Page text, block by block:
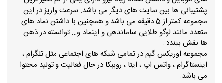
پشتیبانی ها بین سایت های دیگر می باشد. سرعت واریز در این
مجموعه کمتر از 5 دقیقه می باشد و همچنین با داشتن نماد های
متعدد مانند لوگو طلایی ساماندهی و اینماد و… توانسته در ذهن
ها نقش ببندد .
مجموعه اوریکس گیم در تمامی شبکه های اجتماعی مثل تلگرام ،
اینستاگرام ، واتس اپ ، ایتا ، روبیکا در حال فعالیت و تولید محتوا
می باشد.